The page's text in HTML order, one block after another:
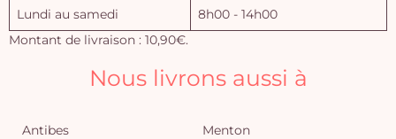
Lundi au samedi
8h00 - 14h00
Montant de livraison : 10,90€.
Nous livrons aussi à
Antibes Menton